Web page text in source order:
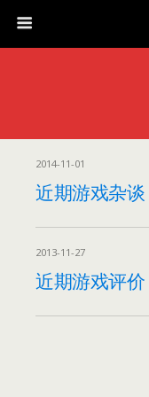
2014-11-01
近期游戏杂谈
2013-11-27
近期游戏评价